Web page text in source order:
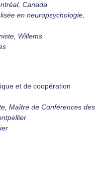
Canada
en neuropsychologie,
Willems
et de coopération
Maître de Conférences des